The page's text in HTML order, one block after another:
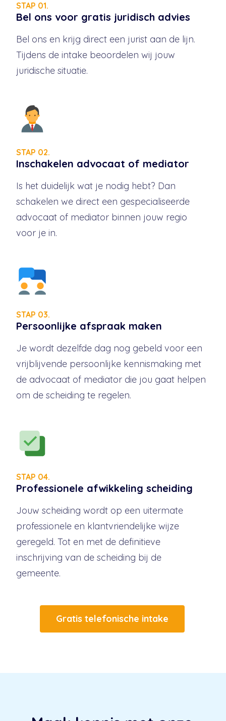
STAP 01.
Bel ons voor gratis juridisch advies
Bel ons en krijg direct een jurist aan de lijn.
Tijdens de intake beoordelen wij jouw
juridische situatie.
STAP 02.
Inschakelen advocaat of mediator
Is het duidelijk wat je nodig hebt? Dan
schakelen we direct een gespecialiseerde
advocaat of mediator binnen jouw regio
voor je in.
STAP 03.
Persoonlijke afspraak maken
Je wordt dezelfde dag nog gebeld voor een
vrijblijvende persoonlijke kennismaking met
de advocaat of mediator die jou gaat helpen
om de scheiding te regelen.
STAP 04.
Professionele afwikkeling scheiding
Jouw scheiding wordt op een uitermate
professionele en klantvriendelijke wijze
geregeld. Tot en met de definitieve
inschrijving van de scheiding bij de
gemeente.
Gratis telefonische intake